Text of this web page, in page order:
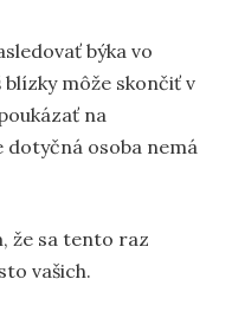
býka vo
blízky môže skončiť v
na
dotyčná osoba nemá
že sa tento raz
vašich.